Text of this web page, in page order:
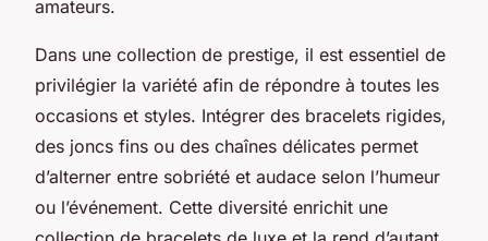
amateurs.
Dans une collection de prestige, il est essentiel de
privilégier la variété afin de répondre à toutes les
occasions et styles. Intégrer des bracelets rigides,
des joncs fins ou des chaînes délicates permet
d’alterner entre sobriété et audace selon l’humeur
ou l’événement. Cette diversité enrichit une